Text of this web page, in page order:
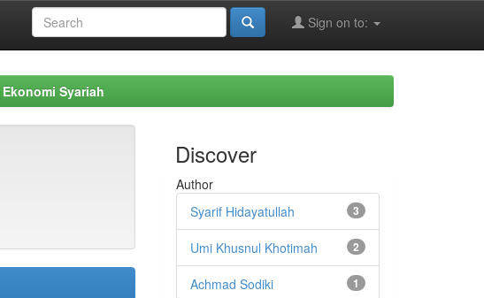
Sign on to:
Syariah
Discover
Author
3
Syarif Hidayatullah
2
Umi Khusnul Khotimah
1
Achmad Sodiki